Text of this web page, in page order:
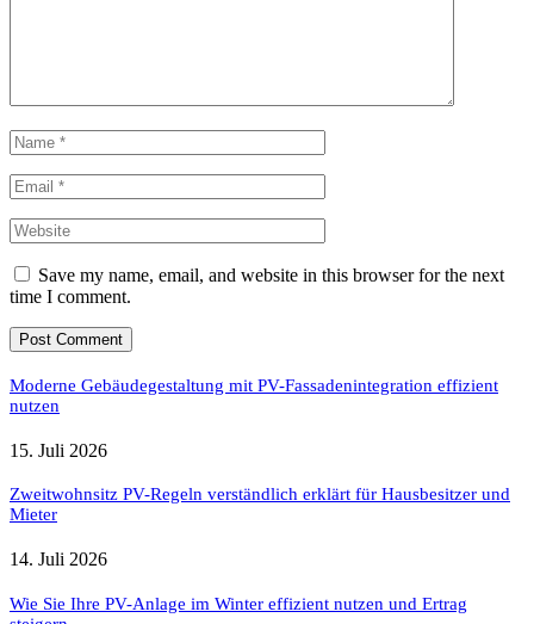
Save my name, email, and website in this browser for the next
time I comment.
Moderne Gebäudegestaltung mit PV-Fassadenintegration effizient
nutzen
15. Juli 2026
Zweitwohnsitz PV-Regeln verständlich erklärt für Hausbesitzer und
Mieter
14. Juli 2026
Wie Sie Ihre PV-Anlage im Winter effizient nutzen und Ertrag